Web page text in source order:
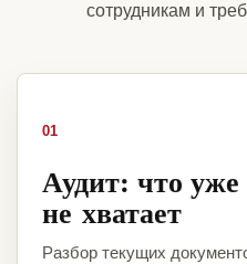
сотрудникам и
01
Аудит: что уже
не хватает
Разбор текущих